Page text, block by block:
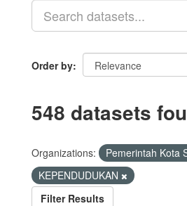
Order by
548 datasets
Organizations: Pemerintah Kota
KEPENDUDUKAN
Filter Results